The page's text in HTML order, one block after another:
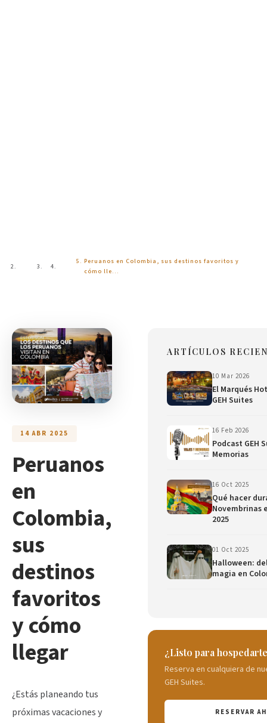
Inicio Blog
Peruanos en Colombia, sus destinos favoritos y
cómo lle…
14 ABR 2025
Peruanos
en
Colombia,
sus
destinos
favoritos
y cómo
llegar
¿Estás planeando tus
próximas vacaciones y
ARTÍCULOS
10 Mar 2026
El Marqués
GEH Suites
16 Feb 2026
Podcast GEH
Memorias
16 Oct 2025
Qué hacer
Novembrinas
2025
01 Oct 2025
Halloween:
magia en
¿Listo para
Reserva en cualquiera de
GEH Suites.
RESERVAR